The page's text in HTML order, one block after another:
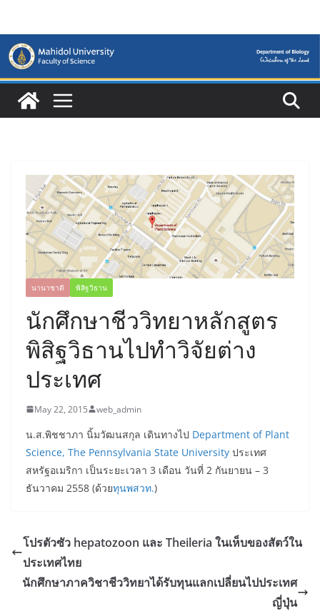
content
นานาชาติ พิสิฐวิธาน
นักศึกษาชีววิทยาหลักสูตร
พิสิฐวิธานไปทำวิจัยต่าง
ประเทศ
May 22, 2015 web_admin
น.ส.พิชชาภา นิ้มวัฒนสกุล เดินทางไป Department of Plant
Science, The Pennsylvania State University ประเทศ
สหรัฐอเมริกา เป็นระยะเวลา 3 เดือน วันที่ 2 กันยายน – 3
ธันวาคม 2558 (ด้วยทุนพสวท.)
โปรตัวซัว hepatozoon และ Theileria ในเห็บของสัตว์ใน
ประเทศไทย
นักศึกษาภาควิชาชีววิทยาได้รับทุนแลกเปลี่ยนไปประเทศ
ญี่ปุ่น